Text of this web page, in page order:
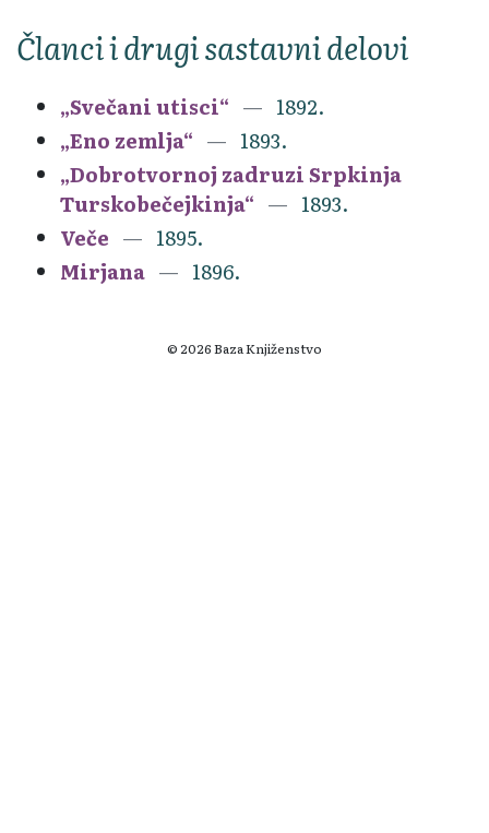
Članci i drugi sastavni delovi
„Svečani utisci“
1892.
„Eno zemlja“
1893.
„Dobrotvornoj zadruzi Srpkinja
Turskobečejkinja“
1893.
Veče
1895.
Mirjana
1896.
© 2026 Baza Knjiženstvo